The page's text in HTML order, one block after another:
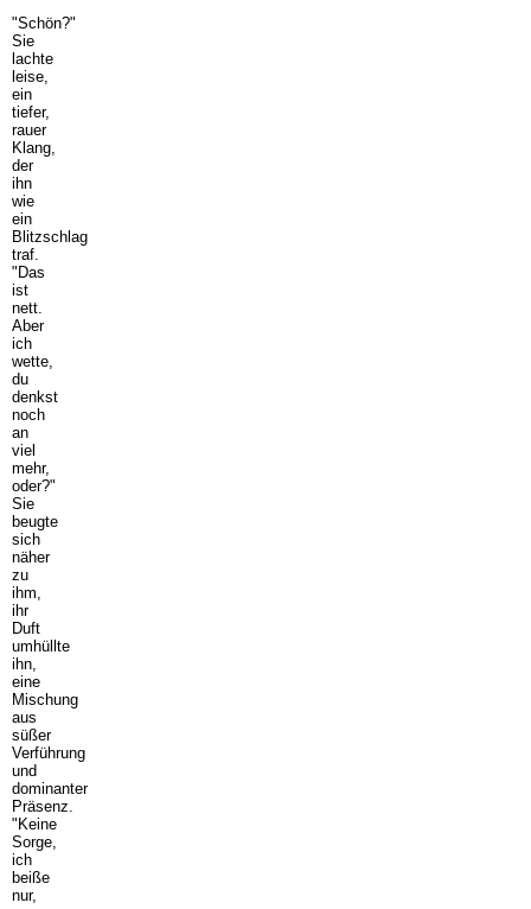
"Schön?"
Sie
lachte
leise,
ein
tiefer,
rauer
Klang,
der
ihn
wie
ein
Blitzschlag
traf.
"Das
ist
nett.
Aber
ich
wette,
du
denkst
noch
an
viel
mehr,
oder?"
Sie
beugte
sich
näher
zu
ihm,
ihr
Duft
umhüllte
ihn,
eine
Mischung
aus
süßer
Verführung
und
dominanter
Präsenz.
"Keine
Sorge,
ich
beiße
nur,